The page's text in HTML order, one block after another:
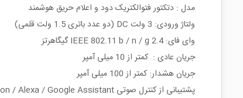
مدل : دتکتور فتوالکتریک دود و اعلام حریق هوشمند
ولتاژ ورودی: 3 ولت DC (دو عدد باتری 1.5 ولت قلمی)
وای فای: IEEE 802.11 b / n / g 2.4 گیگاهرتز
جریان عادی : کمتر از 10 میلی آمپر
جریان هشدار: کمتر از 100 میلی آمپر
پشتیبانی از کنترل صوتی Amazon / Alexa / Google Assistant